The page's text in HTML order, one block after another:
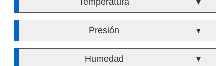
Temperatura ▼
Presión ▼
Humedad ▼